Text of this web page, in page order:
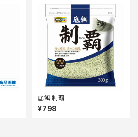
底餌 制覇
¥798